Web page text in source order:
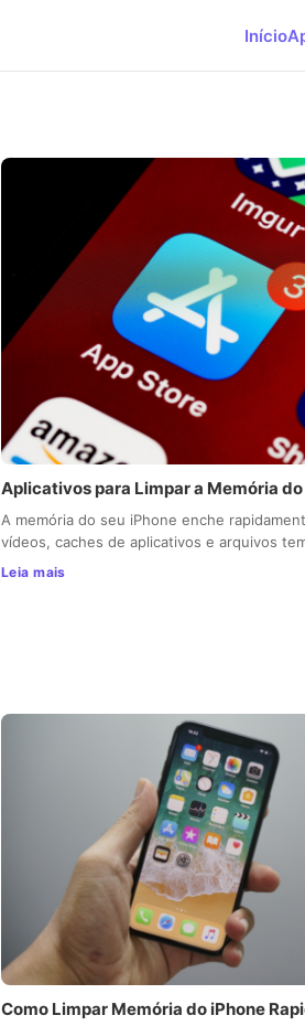
Início
Aplicativos para Limpar a Memória do
A memória do seu iPhone enche
vídeos, caches de aplicativos e arquivos
Leia mais
Como Limpar Memória do iPhone